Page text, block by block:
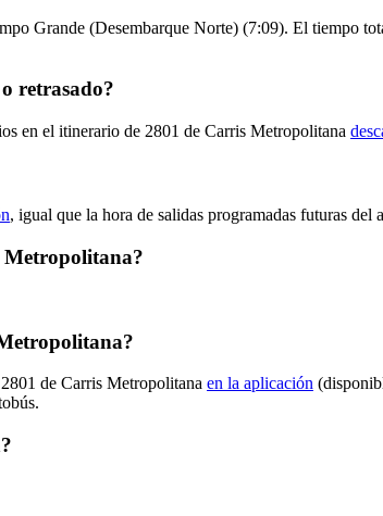
Grande (Desembarque Norte) (7:09). El tiempo
retrasado?
en el itinerario de 2801 de Carris Metropolitana
, igual que la hora de salidas programadas futuras del
Metropolitana?
de Carris Metropolitana en la aplicación